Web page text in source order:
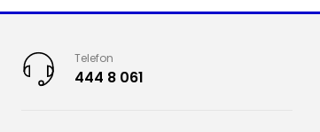
Telefon
444 8 061